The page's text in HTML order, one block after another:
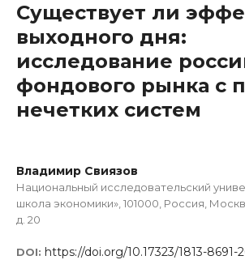
Существует ли
выходного дня:
исследование
фондового рынка с
нечетких систем
Владимир Свиязов
Национальный исследовательский
школа экономики», 101000, Россия,
д. 20
DOI: https://doi.org/10.17323/1813-8691-